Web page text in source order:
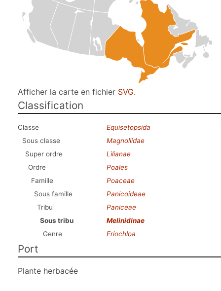
Afficher la carte en fichier SVG.
Classification
Classe
Equisetopsida
Sous classe
Magnoliidae
Super ordre
Lilianae
Ordre
Poales
Famille
Poaceae
Sous famille
Panicoideae
Tribu
Paniceae
Sous tribu
Melinidinae
Genre
Eriochloa
Port
Plante herbacée